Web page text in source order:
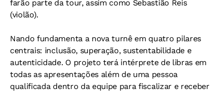
farão parte da tour, assim como Sebastião Reis
(violão).
Nando fundamenta a nova turnê em quatro pilares
centrais: inclusão, superação, sustentabilidade e
autenticidade. O projeto terá intérprete de libras em
todas as apresentações além de uma pessoa
qualificada dentro da equipe para fiscalizar e receber